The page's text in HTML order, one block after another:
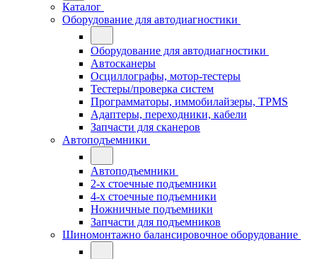
Каталог
Оборудование для автодиагностики
Оборудование для автодиагностики
Автосканеры
Осциллографы, мотор-тестеры
Тестеры/проверка систем
Программаторы, иммобилайзеры, TPMS
Адаптеры, переходники, кабели
Запчасти для сканеров
Автоподъемники
Автоподъемники
2-х стоечные подъемники
4-х стоечные подъемники
Ножничные подъемники
Запчасти для подъемников
Шиномонтажно балансировочное оборудование